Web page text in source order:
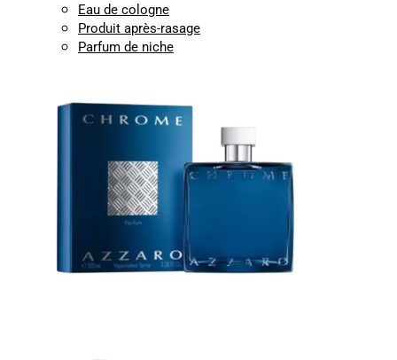
Eau de cologne
Produit après-rasage
Parfum de niche